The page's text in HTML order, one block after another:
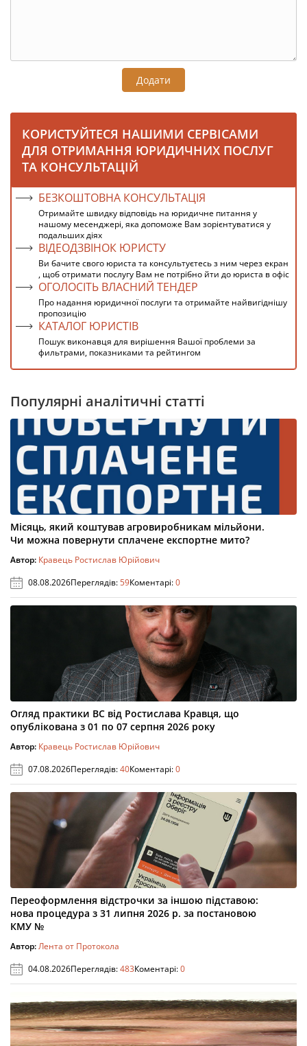
Додати
КОРИСТУЙТЕСЯ НАШИМИ СЕРВІСАМИ
ДЛЯ ОТРИМАННЯ ЮРИДИЧНИХ ПОСЛУГ
ТА КОНСУЛЬТАЦІЙ
БЕЗКОШТОВНА КОНСУЛЬТАЦІЯ
Отримайте швидку відповідь на юридичне питання у
нашому месенджері, яка допоможе Вам зорієнтуватися у
подальших діях
ВІДЕОДЗВІНОК ЮРИСТУ
Ви бачите свого юриста та консультуєтесь з ним через екран
, щоб отримати послугу Вам не потрібно йти до юриста в офіс
ОГОЛОСІТЬ ВЛАСНИЙ ТЕНДЕР
Про надання юридичної послуги та отримайте найвигіднішу
пропозицію
КАТАЛОГ ЮРИСТІВ
Пошук виконавця для вирішення Вашої проблеми за
фильтрами, показниками та рейтингом
Популярні аналітичні статті
Місяць, який коштував агровиробникам мільйони.
Чи можна повернути сплачене експортне мито?
Автор: Кравець Ростислав Юрійович
08.08.2026Переглядів:59Коментарі:0
Огляд практики ВС від Ростислава Кравця, що
опублікована з 01 по 07 серпня 2026 року
Автор: Кравець Ростислав Юрійович
07.08.2026Переглядів:40Коментарі:0
Переоформлення відстрочки за іншою підставою:
нова процедура з 31 липня 2026 р. за постановою
КМУ №
Автор:Лента от Протокола
04.08.2026Переглядів:483Коментарі:0